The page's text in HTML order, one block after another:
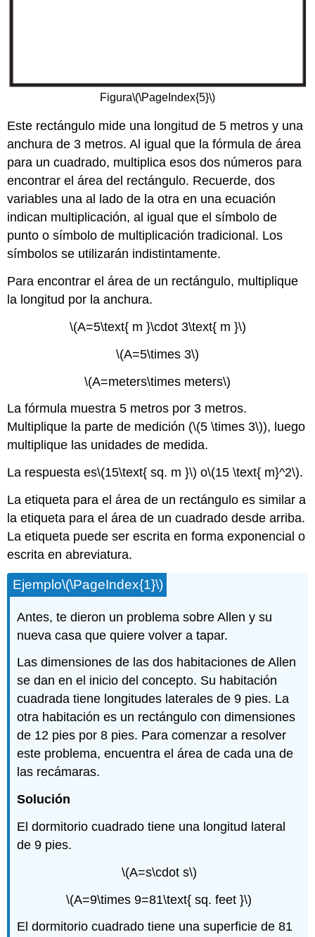
Figura\(\PageIndex{5}\)
Este rectángulo mide una longitud de 5 metros y una
anchura de 3 metros. Al igual que la fórmula de área
para un cuadrado, multiplica esos dos números para
encontrar el área del rectángulo. Recuerde, dos
variables una al lado de la otra en una ecuación
indican multiplicación, al igual que el símbolo de
punto o símbolo de multiplicación tradicional. Los
símbolos se utilizarán indistintamente.
Para encontrar el área de un rectángulo, multiplique
la longitud por la anchura.
\(A=5\text{ m }\cdot 3\text{ m }\)
\(A=5\times 3\)
\(A=meters\times meters\)
La fórmula muestra 5 metros por 3 metros.
Multiplique la parte de medición (\(5 \times 3\)), luego
multiplique las unidades de medida.
La respuesta es\(15\text{ sq. m }\) o\(15 \text{ m}^2\).
La etiqueta para el área de un rectángulo es similar a
la etiqueta para el área de un cuadrado desde arriba.
La etiqueta puede ser escrita en forma exponencial o
escrita en abreviatura.
Ejemplo\(\PageIndex{1}\)
Antes, te dieron un problema sobre Allen y su
nueva casa que quiere volver a tapar.
Las dimensiones de las dos habitaciones de Allen
se dan en el inicio del concepto. Su habitación
cuadrada tiene longitudes laterales de 9 pies. La
otra habitación es un rectángulo con dimensiones
de 12 pies por 8 pies. Para comenzar a resolver
este problema, encuentra el área de cada una de
las recámaras.
Solución
El dormitorio cuadrado tiene una longitud lateral
de 9 pies.
\(A=s\cdot s\)
\(A=9\times 9=81\text{ sq. feet }\)
El dormitorio cuadrado tiene una superficie de 81